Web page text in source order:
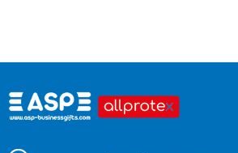
Minimale afname: 1